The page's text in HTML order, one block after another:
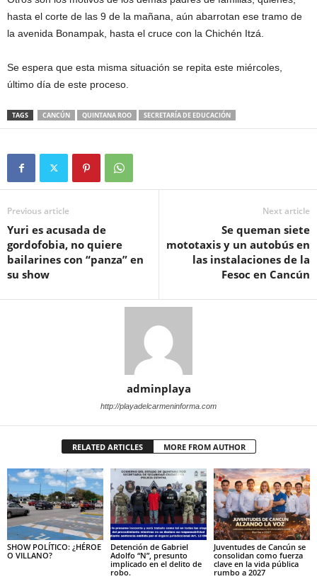
hasta el corte de las 9 de la mañana, aún abarrotan ese tramo de
la avenida Bonampak, hasta el cruce con la Chichén Itzá.
Se espera que esta misma situación se repita este miércoles,
último día de este proceso.
TAGS CANCÚN QUINTANA ROO SECRETARÍA DE EDUCACIÓN
Previous article
Yuri es acusada de
gordofobia, no quiere
bailarines con “panza” en
su show
Next article
Se queman siete
mototaxis y un autobús en
las instalaciones de la
Fesoc en Cancún
adminplaya
http://playadelcarmeninforma.com
RELATED ARTICLES MORE FROM AUTHOR
SHOW POLÍTICO: ¿HÉROE
O VILLANO?
Detención de Gabriel
Adolfo “N”, presunto
implicado en el delito de
robo.
Juventudes de Cancún se
consolidan como fuerza
clave en la vida pública
rumbo a 2027